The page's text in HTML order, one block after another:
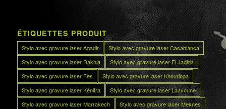
ÉTIQUETTES PRODUIT
Stylo avec gravure laser Agadir
Stylo avec gravure laser Casablanca
Stylo avec gravure laser Dakhla
Stylo avec gravure laser El Jadida
Stylo avec gravure laser Fès
Stylo avec gravure laser Khouribga
Stylo avec gravure laser Kénitra
Stylo avec gravure laser Laayoune
Stylo avec gravure laser Marrakech
Stylo avec gravure laser Meknès